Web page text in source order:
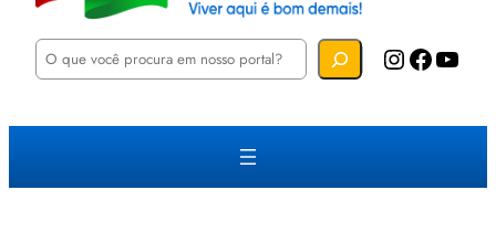
P
u
a
Instagram Facebook YouTube